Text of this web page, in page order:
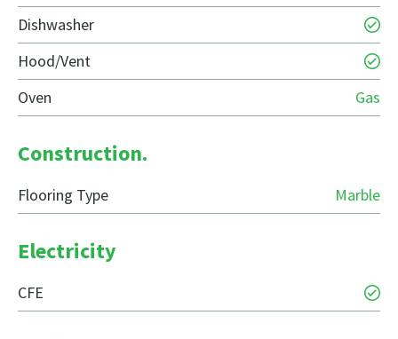
Dishwasher
Hood/Vent
Oven
Gas
Construction.
Flooring Type Marble
Electricity
CFE